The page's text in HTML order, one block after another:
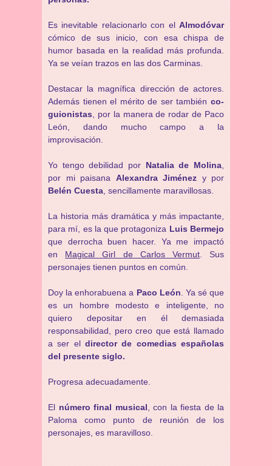
Es inevitable relacionarlo con el Almodóvar
cómico de sus inicio, con esa chispa de
humor basada en la realidad más profunda.
Ya se veían trazos en las dos Carminas.
Destacar la magnífica dirección de actores.
Además tienen el mérito de ser también co-
guionistas , por la manera de rodar de Paco
León, dando mucho campo a la
improvisación.
Yo tengo debilidad por Natalia de Molina
por mi paisana Alexandra Jiménez y por
Belén Cuesta , sencillamente maravillosas.
La historia más dramática y más impactante,
para mí, es la que protagoniza Luis Bermejo
que derrocha buen hacer. Ya me impactó
en Magical Girl de Carlos Vermut. Sus
personajes tienen puntos en común.
Doy la enhorabuena a Paco León . Ya sé que
es un hombre modesto e inteligente, no
quiero depositar en él demasiada
responsabilidad, pero creo que está llamado
a ser el director de comedias españolas
del presente siglo.
Progresa adecuadamente.
El número final musical , con la fiesta de la
Paloma como punto de reunión de los
personajes, es maravilloso.